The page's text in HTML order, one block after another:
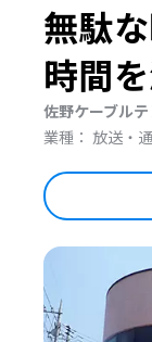
無駄
時間
佐野ケーブル
業種： 放送・